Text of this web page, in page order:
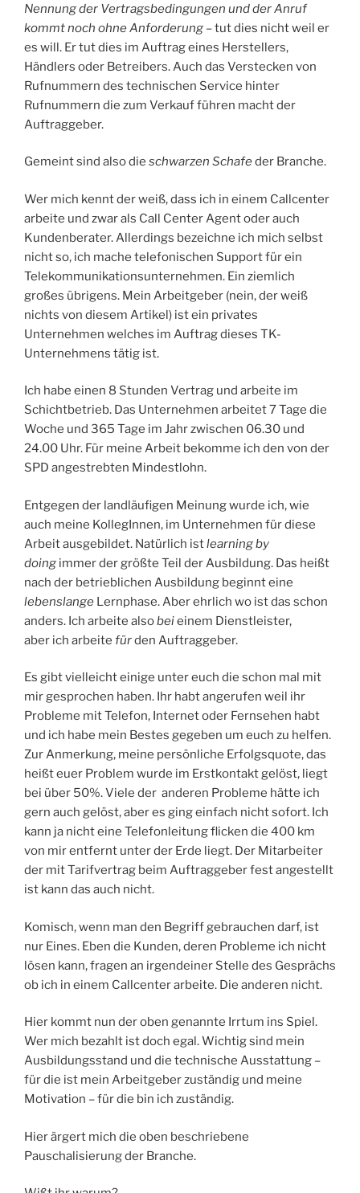
Nennung der Vertragsbedingungen und der Anruf
kommt noch ohne Anforderung – tut dies nicht weil er
es will. Er tut dies im Auftrag eines Herstellers,
Händlers oder Betreibers. Auch das Verstecken von
Rufnummern des technischen Service hinter
Rufnummern die zum Verkauf führen macht der
Auftraggeber.
Gemeint sind also die schwarzen Schafeder Branche.
Wer mich kennt der weiß, dass ich in einem Callcenter
arbeite und zwar als Call Center Agent oder auch
Kundenberater. Allerdings bezeichne ich mich selbst
nicht so, ich mache telefonischen Support für ein
Telekommunikationsunternehmen. Ein ziemlich
großes übrigens. Mein Arbeitgeber (nein, der weiß
nichts von diesem Artikel) ist ein privates
Unternehmen welches im Auftrag dieses TK-
Unternehmens tätig ist.
Ich habe einen 8 Stunden Vertrag und arbeite im
Schichtbetrieb. Das Unternehmen arbeitet 7 Tage die
Woche und 365 Tage im Jahr zwischen 06.30 und
24.00 Uhr. Für meine Arbeit bekomme ich den von der
SPD angestrebten Mindestlohn.
Entgegen der landläufigen Meinung wurde ich, wie
auch meine KollegInnen, im Unternehmen für diese
Arbeit ausgebildet. Natürlich istlearning by
doing immer der größte Teil der Ausbildung. Das heißt
nach der betrieblichen Ausbildung beginnt eine
lebenslange Lernphase. Aber ehrlich wo ist das schon
anders. Ich arbeite alsobeieinem Dienstleister,
aber ich arbeite fürden Auftraggeber.
Es gibt vielleicht einige unter euch die schon mal mit
mir gesprochen haben. Ihr habt angerufen weil ihr
Probleme mit Telefon, Internet oder Fernsehen habt
und ich habe mein Bestes gegeben um euch zu helfen.
Zur Anmerkung, meine persönliche Erfolgsquote, das
heißt euer Problem wurde im Erstkontakt gelöst, liegt
bei über 50%. Viele der anderen Probleme hätte ich
gern auch gelöst, aber es ging einfach nicht sofort. Ich
kann ja nicht eine Telefonleitung flicken die 400 km
von mir entfernt unter der Erde liegt. Der Mitarbeiter
der mit Tarifvertrag beim Auftraggeber fest angestellt
ist kann das auch nicht.
Komisch, wenn man den Begriff gebrauchen darf, ist
nur Eines. Eben die Kunden, deren Probleme ich nicht
lösen kann, fragen an irgendeiner Stelle des Gesprächs
ob ich in einem Callcenter arbeite. Die anderen nicht.
Hier kommt nun der oben genannte Irrtum ins Spiel.
Wer mich bezahlt ist doch egal. Wichtig sind mein
Ausbildungsstand und die technische Ausstattung –
für die ist mein Arbeitgeber zuständig und meine
Motivation – für die bin ich zuständig.
Hier ärgert mich die oben beschriebene
Pauschalisierung der Branche.